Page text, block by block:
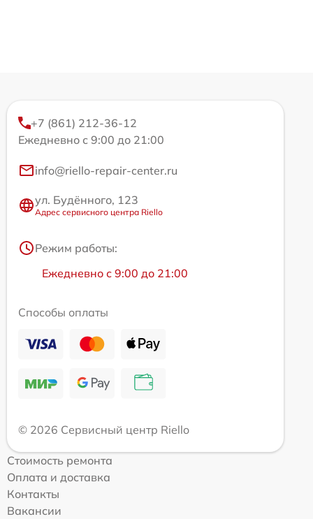
+7 (861) 212-36-12
Ежедневно с 9:00 до 21:00
info@riello-repair-center.ru
ул. Будённого, 123
Адрес сервисного центра Riello
Режим работы:
Ежедневно с 9:00 до 21:00
Способы оплаты
© 2026 Сервисный центр Riello
Стоимость ремонта
Оплата и доставка
Контакты
Вакансии